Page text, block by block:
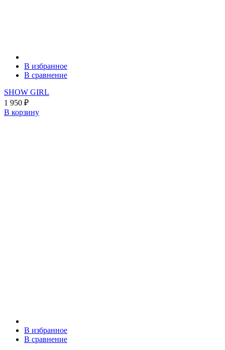
В избранное
В сравнение
SHOW GIRL
1 950 ₽
В корзину
В избранное
В сравнение